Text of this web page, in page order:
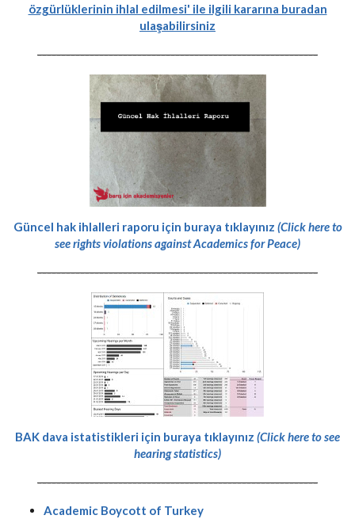
özgürlüklerinin ihlal edilmesi' ile ilgili kararına buradan
ulaşabilirsiniz
-----------------------------------------------------------
Güncel hak ihlalleri raporu için buraya tıklayınız (Click here to
see rights violations against Academics for Peace)
-----------------------------------------------------------
BAK dava istatistikleri için buraya tıklayınız (Click here to see
hearing statistics)
-----------------------------------------------------------
Academic Boycott of Turkey